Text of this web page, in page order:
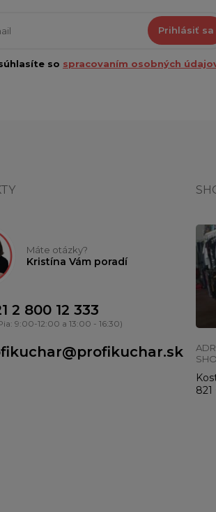
Prihlásiť sa
so spracovaním osobných
Máte otázky?
Kristína Vám poradí
2 800 12 333
9:00-12:00 a 13:00 - 16:30)